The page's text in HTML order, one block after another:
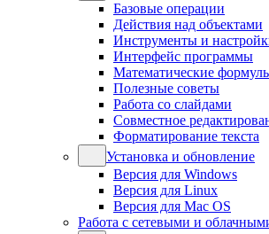
Базовые операции
Действия над объектами
Инструменты и
Интерфейс программы
Математические
Полезные советы
Работа со слайдами
Совместное
Форматирование текста
Установка и обновление
Версия для Windows
Версия для Linux
Версия для Mac OS
Работа с сетевыми и